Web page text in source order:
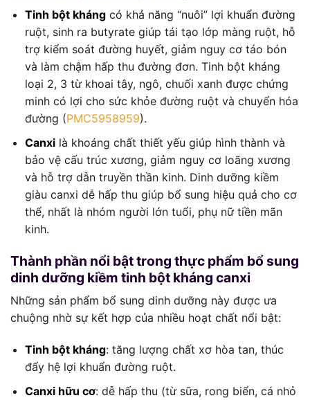
Tinh bột khángcó khả năng “nuôi” lợi khuẩn đường
ruột, sinh ra butyrate giúp tái tạo lớp màng ruột, hỗ
trợ kiểm soát đường huyết, giảm nguy cơ táo bón
và làm chậm hấp thu đường đơn. Tinh bột kháng
loại 2, 3 từ khoai tây, ngô, chuối xanh được chứng
minh có lợi cho sức khỏe đường ruột và chuyển hóa
đường (PMC5958959).
Canxilà khoáng chất thiết yếu giúp hình thành và
bảo vệ cấu trúc xương, giảm nguy cơ loãng xương
và hỗ trợ dẫn truyền thần kinh. Dinh dưỡng kiềm
giàu canxi dễ hấp thu giúp bổ sung hiệu quả cho cơ
thể, nhất là nhóm người lớn tuổi, phụ nữ tiền mãn
kinh.
Thành phần nổi bật trong thực phẩm bổ sung
dinh dưỡng kiềm tinh bột kháng canxi
Những sản phẩm bổ sung dinh dưỡng này được ưa
chuộng nhờ sự kết hợp của nhiều hoạt chất nổi bật:
Tinh bột kháng: tăng lượng chất xơ hòa tan, thúc
đẩy hệ lợi khuẩn đường ruột.
Canxi hữu cơ: dễ hấp thu (từ sữa, rong biển, cá nhỏ